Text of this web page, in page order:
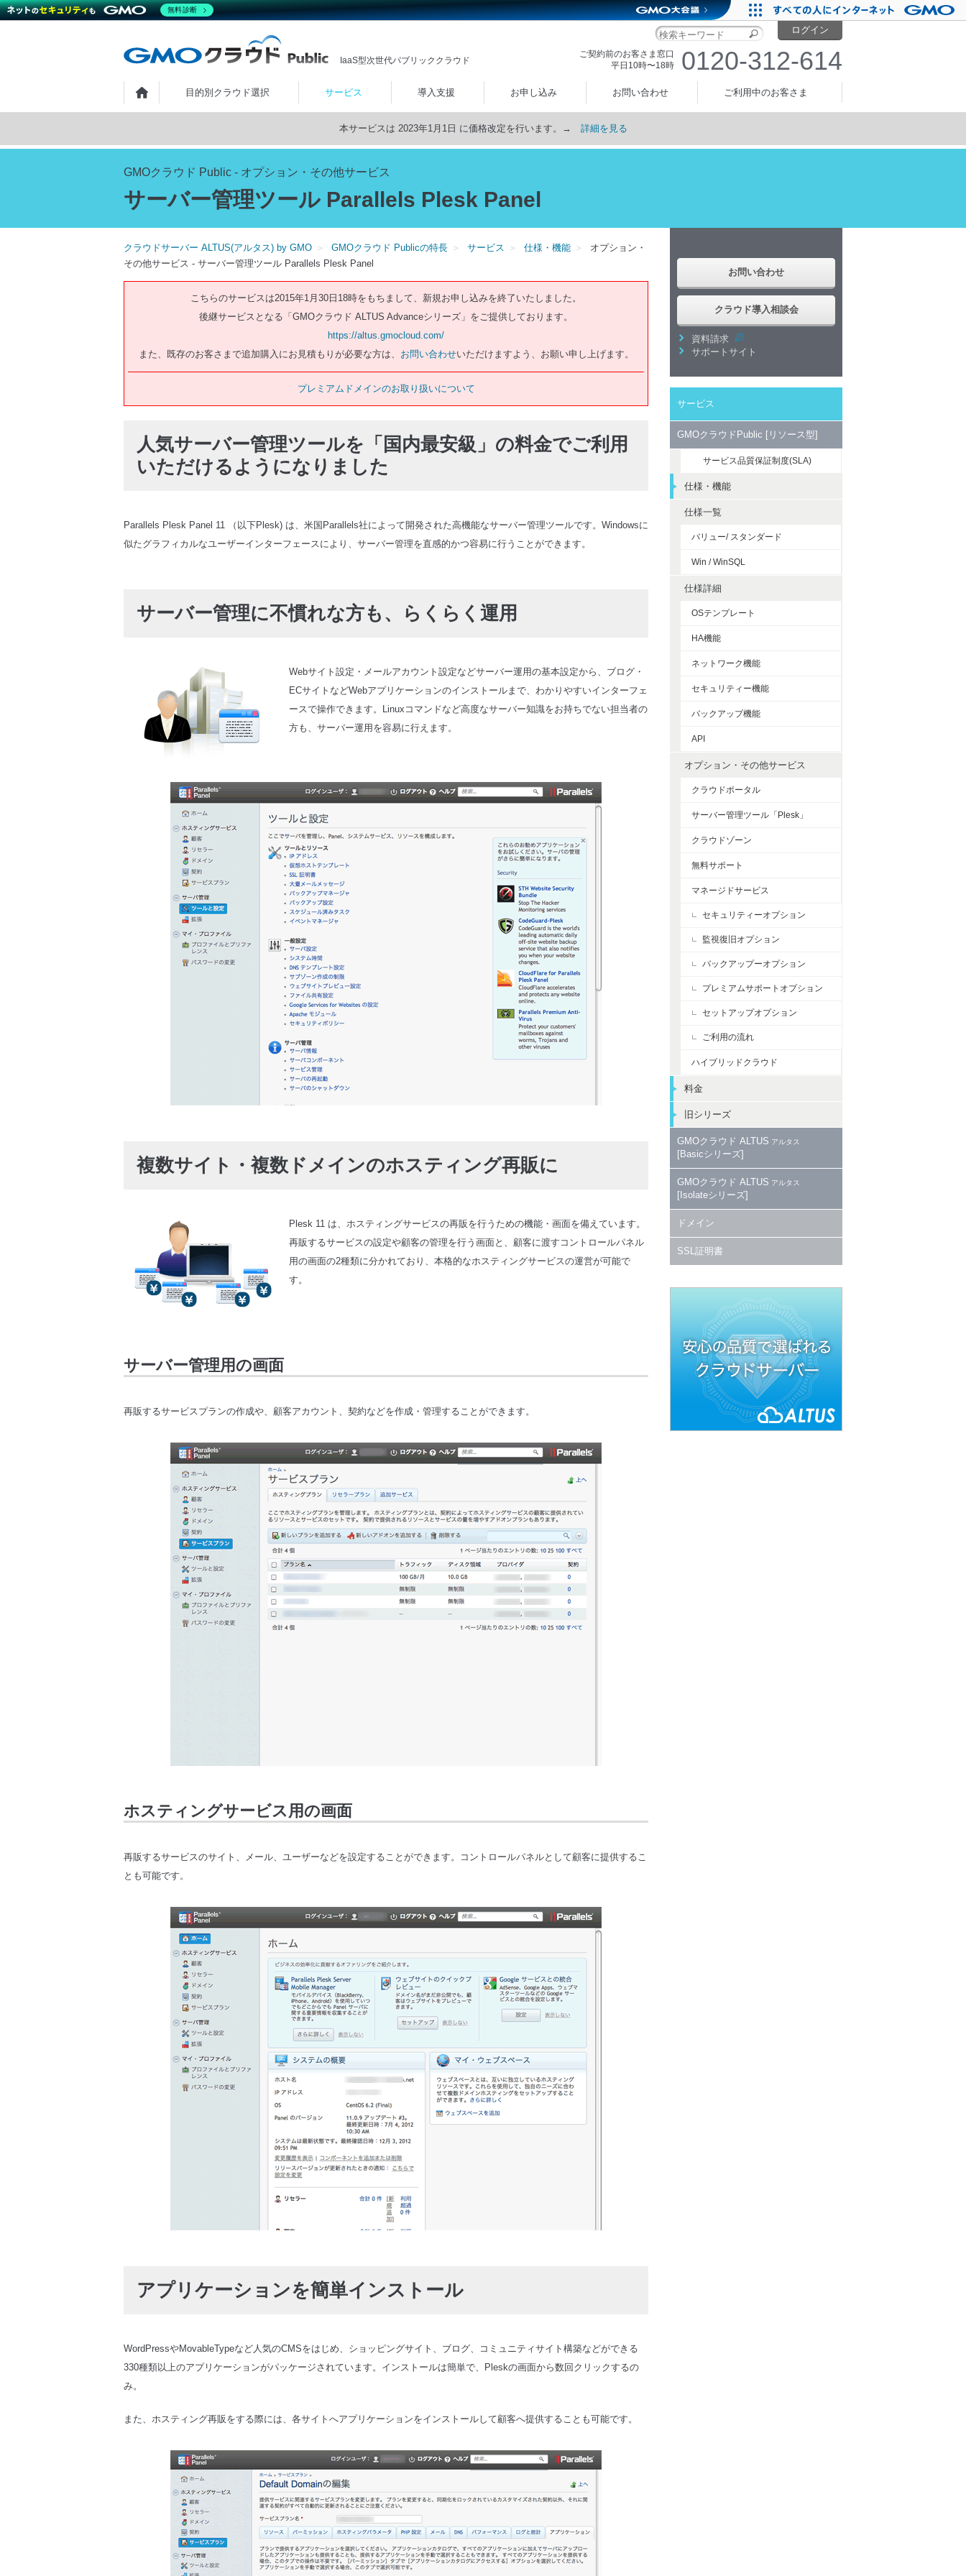
IaaS型次世代パブリッククラウド
ログイン
0120-312-614
ご契約前のお客さま窓口
平日10時〜18時
目的別クラウド選択 サービス 導入支援 お申し込み お問い合わせ ご利用中のお客さま
本サービスは 2023年1月1日 に価格改定を行います。→ 詳細を見る
GMOクラウド Public - オプション・その他サービス
サーバー管理ツール Parallels Plesk Panel
クラウドサーバー ALTUS(アルタス) by GMO GMOクラウド Publicの特長 サービス 仕様・機能
オプション・
その他サービス - サーバー管理ツール Parallels Plesk Panel
こちらのサービスは2015年1月30日18時をもちまして、新規お申し込みを終了いたしました。
後継サービスとなる「GMOクラウド ALTUS Advanceシリーズ」をご提供しております。
https://altus.gmocloud.com/
また、既存のお客さまで追加購入にお見積もりが必要な方は、 お問い合わせいただけますよう、お願い申し上げます。
プレミアムドメインのお取り扱いについて
人気サーバー管理ツールを「国内最安級」の料金でご利用
いただけるようになりました
Parallels Plesk Panel 11 （以下Plesk) は、米国Parallels社によって開発された高機能なサーバー管理ツールです。Windowsに
似たグラフィカルなユーザーインターフェースにより、サーバー管理を直感的かつ容易に行うことができます。
サーバー管理に不慣れな方も、らくらく運用
Webサイト設定・メールアカウント設定などサーバー運用の基本設定から、ブログ・
ECサイトなどWebアプリケーションのインストールまで、わかりやすいインターフェ
ースで操作できます。Linuxコマンドなど高度なサーバー知識をお持ちでない担当者の
方も、サーバー運用を容易に行えます。
複数サイト・複数ドメインのホスティング再販に
Plesk 11 は、ホスティングサービスの再販を行うための機能・画面を備えています。
再販するサービスの設定や顧客の管理を行う画面と、顧客に渡すコントロールパネル
用の画面の2種類に分かれており、本格的なホスティングサービスの運営が可能で
す。
サーバー管理用の画面
再販するサービスプランの作成や、顧客アカウント、契約などを作成・管理することができます。
ホスティングサービス用の画面
再販するサービスのサイト、メール、ユーザーなどを設定することができます。コントロールパネルとして顧客に提供するこ
とも可能です。
アプリケーションを簡単インストール
WordPressやMovableTypeなど人気のCMSをはじめ、ショッピングサイト、ブログ、コミュニティサイト構築などができる
330種類以上のアプリケーションがパッケージされています。インストールは簡単で、Pleskの画面から数回クリックするの
み。
また、ホスティング再販をする際には、各サイトへアプリケーションをインストールして顧客へ提供することも可能です。
お問い合わせ
クラウド導入相談会
資料請求
サポートサイト
サービス
GMOクラウドPublic [リソース型]
サービス品質保証制度(SLA)
仕様・機能
仕様一覧
バリュー/ スタンダード
Win / WinSQL
仕様詳細
OSテンプレート
HA機能
ネットワーク機能
セキュリティー機能
バックアップ機能
API
オプション・その他サービス
クラウドポータル
サーバー管理ツール「Plesk」
クラウドゾーン
無料サポート
マネージドサービス
セキュリティーオプション
監視復旧オプション
バックアップーオプション
プレミアムサポートオプション
セットアップオプション
ご利用の流れ
ハイブリッドクラウド
料金
旧シリーズ
GMOクラウド ALTUS アルタス
[Basicシリーズ]
GMOクラウド ALTUS アルタス
[Isolateシリーズ]
ドメイン
SSL証明書
無料診断